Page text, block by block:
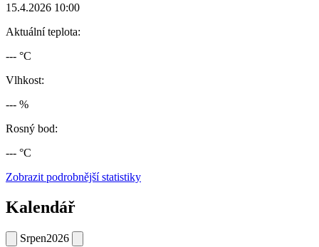
15.4.2026 10:00
Aktuální teplota:
--- °C
Vlhkost:
--- %
Rosný bod:
--- °C
Zobrazit podrobnější statistiky
Kalendář
Srpen2026